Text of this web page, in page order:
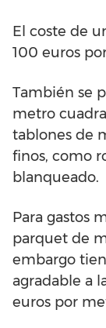
El coste de
100 euros
También se
metro
tablones de
finos, como
blanqueado.
Para gastos
parquet de
embargo
agradable a
euros por